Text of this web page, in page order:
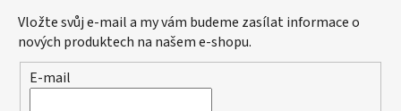
Vložte svůj e-mail a my vám budeme zasílat informace o
nových produktech na našem e-shopu.
E-mail